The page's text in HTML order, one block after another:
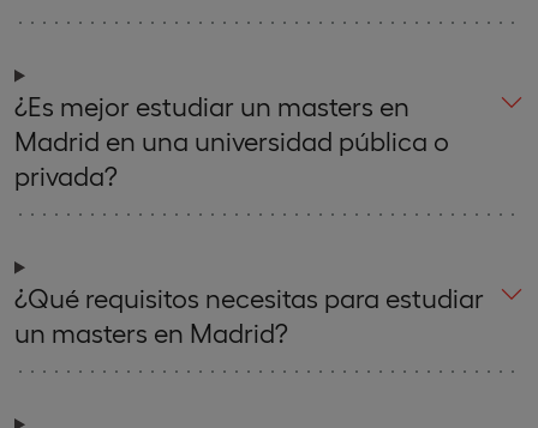
¿Es mejor estudiar un masters en
Madrid en una universidad pública o
privada?
¿Qué requisitos necesitas para estudiar
un masters en Madrid?